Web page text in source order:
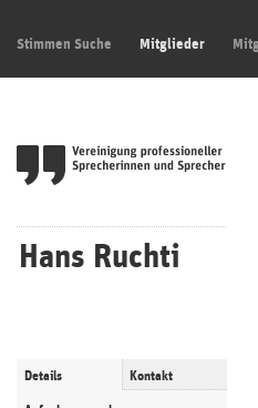
Stimmen Suche Mitglieder
Hans Ruchti
Details Kontakt